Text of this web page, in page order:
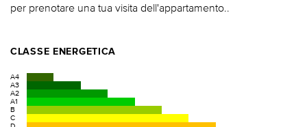
per prenotare una tua visita dell'appartamento..
CLASSE ENERGETICA
A4
A3
A2
A1
B
C